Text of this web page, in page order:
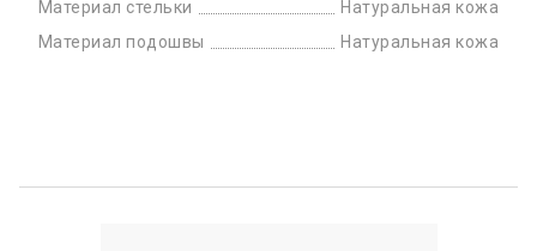
Материал стельки
Натуральная кожа
Материал подошвы
Натуральная кожа